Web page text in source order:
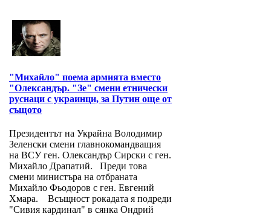
"Михайло" поема армията вместо
"Олександър. "Зе" смени етнически
руснаци с украинци, за Путин още от
същото
Президентът на Украйна Володимир
Зеленски смени главнокомандващия
на ВСУ ген. Олександър Сирски с ген.
Михайло Драпатий. Преди това
смени министъра на отбраната
Михайло Фьодоров с ген. Евгений
Хмара. Всъщност рокадата я подреди
"Сивия кардинал" в сянка Ондрий